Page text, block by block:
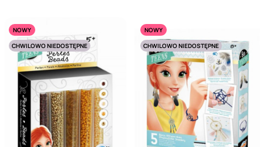
NOWY
CHWILOWO NIEDOSTĘPNE
NOWY
CHWILOWO NIEDOSTĘPNE